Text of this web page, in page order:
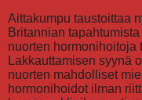
Aittakumpu taustoittaa
Britannian
nuorten hormonihoitoja
Lakkauttamisen syynä
nuorten mahdolliset
hormonihoidot ilman